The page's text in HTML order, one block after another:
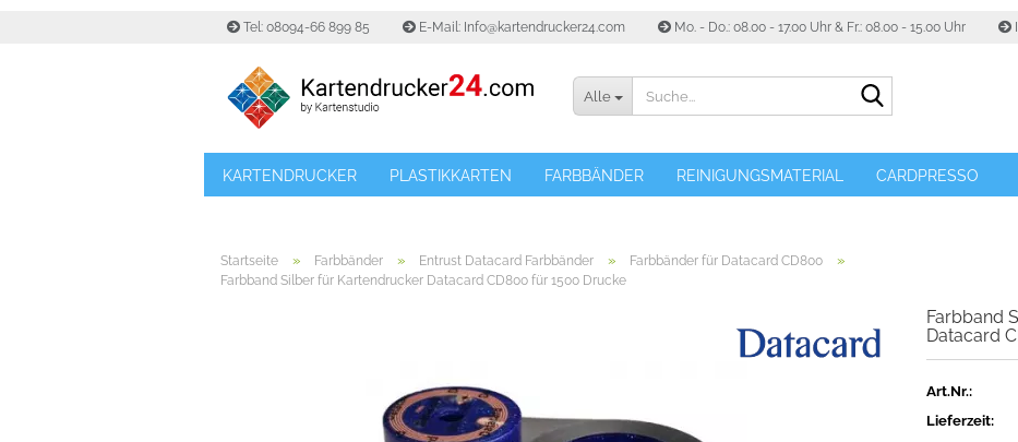
Tel: 08094-66 899 85 E-Mail: Info@kartendrucker24.com Mo. - Do.: 08.00 - 17.00 Uhr & Fr.: 08.00 - 15.00 Uhr
Alle
KARTENDRUCKER PLASTIKKARTEN FARBBÄNDER REINIGUNGSMATERIAL CARDPRESSO
Startseite » Farbbänder » Entrust Datacard Farbbänder » Farbbänder für Datacard CD800 »
Farbband Silber für Kartendrucker Datacard CD800 für 1500 Drucke
Farbband
Datacard
Art.Nr.:
Lieferzeit: